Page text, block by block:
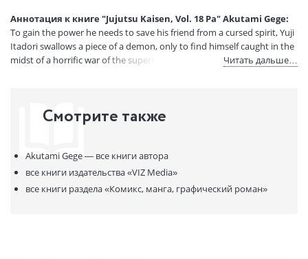
Код товара:
50072556
Артикул:
15729148
ISBN:
9781974734399
Аннотация к книге "Jujutsu Kaisen, Vol. 18 Pa" Akutami Gege:
To gain the power he needs to save his friend from a cursed spirit, Yuji
Itadori swallows a piece of a demon, only to find himself caught in the
midst of a horrific war of the supernatural!
Читать дальше…
Смотрите также
Akutami Gege — все книги автора
все книги издательства«VIZ Media»
все книги раздела«Комикс, манга, графический роман»